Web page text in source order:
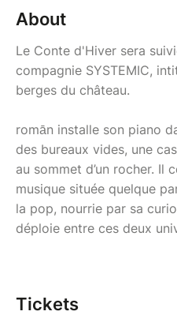
About
Le Conte d'Hiver sera
compagnie SYSTEMIC,
berges du château.
romān installe son piano
des bureaux vides, une
au sommet d’un rocher. Il
musique située quelque
la pop, nourrie par sa
déploie entre ces deux
Tickets